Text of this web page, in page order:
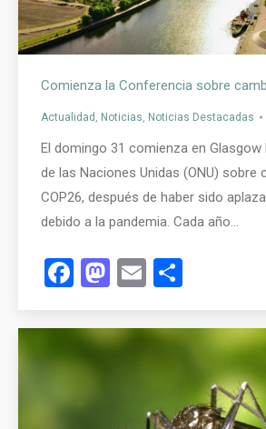
Comienza la Conferencia sobre
Actualidad , Noticias, Noticias Destacadas
El domingo 31 comienza en
de las Naciones Unidas (ONU) sobre
COP26, después de haber sido
debido a la pandemia. Cada año…
Facebook
Mastodon
Email